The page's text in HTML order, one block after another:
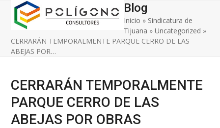
Skip
content
Open
mobile
menu
Close
mobile
menu
Blog
Inicio » Sindicatura de
Tijuana »Uncategorized »
CERRARÁN TEMPORALMENTE PARQUE CERRO DE LAS
ABEJAS POR…
CERRARÁN TEMPORALMENTE
PARQUE CERRO DE LAS
ABEJAS POR OBRAS